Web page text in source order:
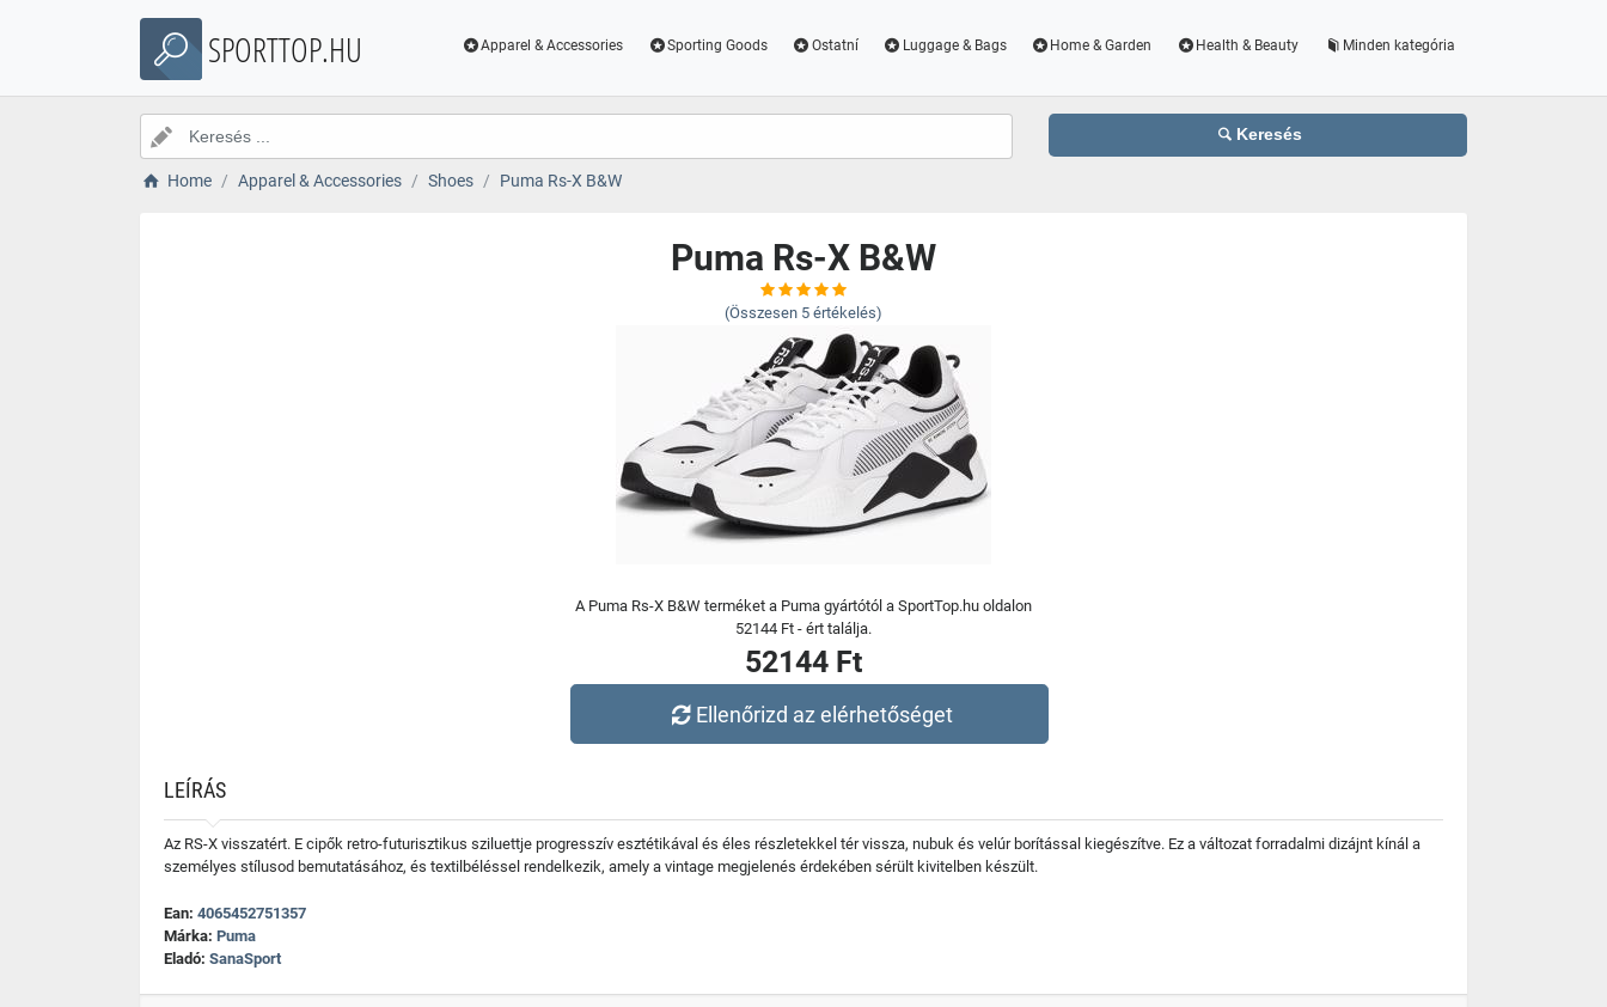
SPORTTOP.HU Apparel & Accessories Sporting Goods Ostatní Luggage & Bags Home & Garden Health & Beauty Minden kategória
Keresés
Home Apparel & Accessories Shoes Puma Rs-X B&W
Puma Rs-X B&W
(Összesen 5 értékelés)
A Puma Rs-X B&W terméket a Puma gyártótól a SportTop.hu oldalon
52144 Ft - ért találja.
52144 Ft
Ellenőrizd az elérhetőséget
LEÍRÁS
Az RS-X visszatért. E cipők retro-futurisztikus sziluettje progresszív esztétikával és éles részletekkel tér vissza, nubuk és velúr borítással kiegészítve. Ez a változat forradalmi dizájnt kínál a
személyes stílusod bemutatásához, és textilbéléssel rendelkezik, amely a vintage megjelenés érdekében sérült kivitelben készült.
Ean: 4065452751357
Márka: Puma
Eladó: SanaSport